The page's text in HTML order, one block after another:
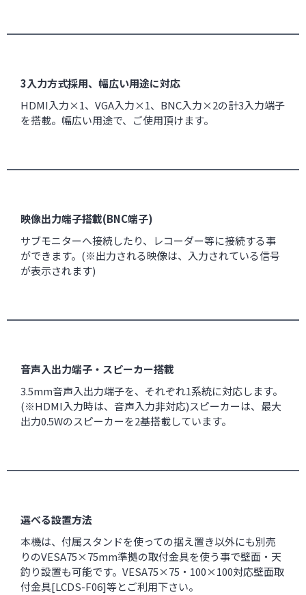
3入力方式採用、幅広い用途に対応
HDMI入力×1、VGA入力×1、BNC入力×2の計3入力端子
を搭載。幅広い用途で、ご使用頂けます。
映像出力端子搭載(BNC端子)
サブモニターへ接続したり、レコーダー等に接続する事
ができます。(※出力される映像は、入力されている信号
が表示されます)
音声入出力端子・スピーカー搭載
3.5mm音声入出力端子を、それぞれ1系統に対応します。
(※HDMI入力時は、音声入力非対応)スピーカーは、最大
出力0.5Wのスピーカーを2基搭載しています。
選べる設置方法
本機は、付属スタンドを使っての据え置き以外にも別売
りのVESA75×75mm準拠の取付金具を使う事で壁面・天
釣り設置も可能です。VESA75×75・100×100対応壁面取
付金具[LCDS-F06]等とご利用下さい。